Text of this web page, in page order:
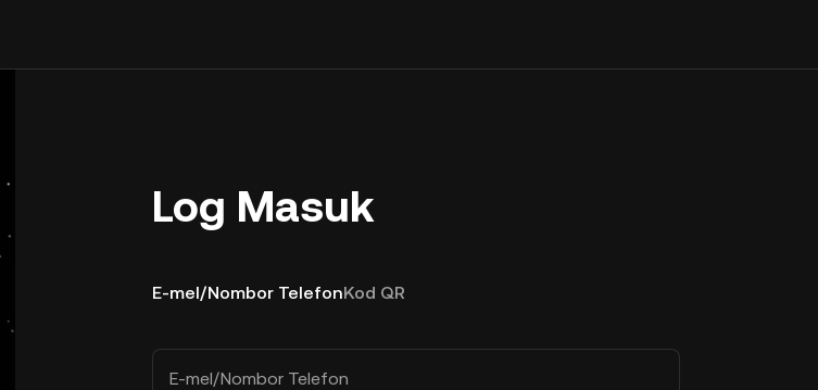
Log Masuk
E-mel/Nombor TelefonKod QR
E-mel/Nombor Telefon